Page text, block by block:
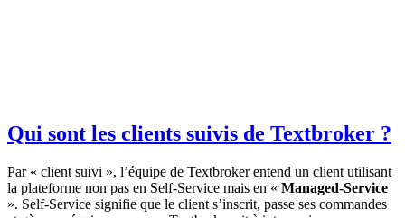
Qui sont les clients suivis de Textbroker ?
Par « client suivi », l’équipe de Textbroker entend un client utilisant
la plateforme non pas en Self-Service mais en « Managed-Service
». Self-Service signifie que le client s’inscrit, passe ses commandes